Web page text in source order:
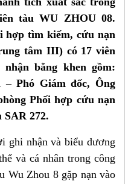
tàu WU ZHOU 08.
hợp tìm kiếm, cứu nạn
tâm III) có 17 viên
bằng khen gồm:
Phó Giám đốc, Ông
Phối hợp cứu nạn
SAR 272.
ghi nhận và biểu dương
và cá nhân trong công
Wu Zhou 8 gặp nạn vào